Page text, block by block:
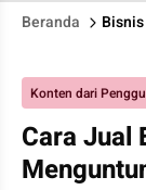
Beranda Bisnis
Konten dari
Cara Jual